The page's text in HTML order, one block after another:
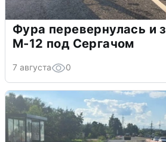
Фура перевернулась и
М-12 под Сергачом
7 августа 0